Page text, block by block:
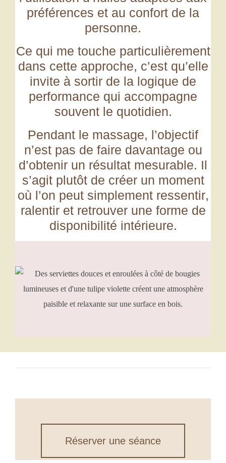
préférences et au confort de la
personne.
Ce qui me touche particulièrement
dans cette approche, c’est qu’elle
invite à sortir de la logique de
performance qui accompagne
souvent le quotidien.
Pendant le massage, l’objectif
n’est pas de faire davantage ou
d’obtenir un résultat mesurable. Il
s’agit plutôt de créer un moment
où l’on peut simplement ressentir,
ralentir et retrouver une forme de
disponibilité intérieure.
Réserver une séance